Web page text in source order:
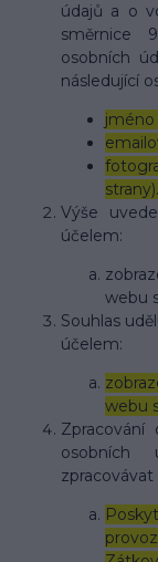
údajů a o
směrnice
osobních
následující
strany).
Výše
účelem:
webu
Souhlas
účelem:
webu
Zpracování
osobních